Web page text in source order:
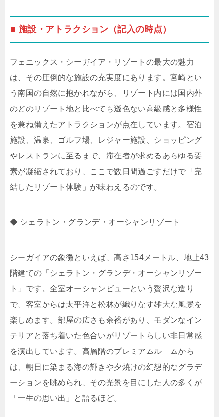
■ 施設・アトラクション（記入の時点）
フェニックス・シーガイア・リゾートの最大の魅力
は、その圧倒的な施設の充実度にあります。宮崎とい
う南国の自然に抱かれながら、リゾート内には国内外
のどのリゾート地と比べても遜色ない高級感と多様性
を兼ね備えたアトラクションが点在しています。宿泊
施設、温泉、ゴルフ場、レジャー施設、ショッピング
やレストランに至るまで、滞在者が求めるあらゆる要
素が凝縮されており、ここで数日間過ごすだけで「完
結したリゾート体験」が味わえるのです。
◆ シェラトン・グランデ・オーシャンリゾート
シーガイアの象徴といえば、高さ154メートル、地上43
階建ての「シェラトン・グランデ・オーシャンリゾー
ト」です。全室オーシャンビューという贅沢な造り
で、客室からは太平洋と松林が織りなす雄大な風景を
楽しめます。部屋の広さも余裕があり、モダンなイン
テリアと落ち着いた色合いがリゾートらしい非日常感
を演出しています。高層階のプレミアムルームから
は、朝日に染まる海の輝きや夕焼けの幻想的なグラデ
ーションを眺められ、その光景を目にした人の多くが
「一生の思い出」と語るほど。